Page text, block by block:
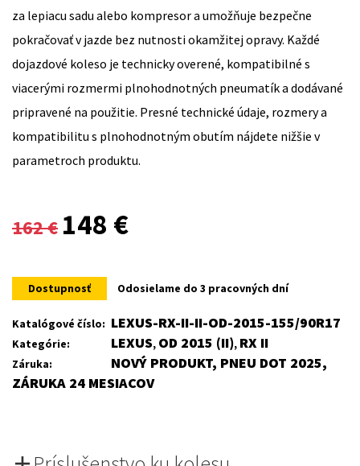
za lepiacu sadu alebo kompresor a umožňuje bezpečne
pokračovať v jazde bez nutnosti okamžitej opravy. Každé
dojazdové koleso je technicky overené, kompatibilné s
viacerými rozmermi plnohodnotných pneumatík a dodávané
pripravené na použitie. Presné technické údaje, rozmery a
kompatibilitu s plnohodnotným obutím nájdete nižšie v
parametroch produktu.
162€
Original
was:
162 €.
148 €
is:
148 €.
Dostupnosť Odosielame do 3 pracovných dní
Katalógové číslo: LEXUS-RX-II-II-OD-2015-155/90R17
Kategórie: LEXUS, OD 2015 (II), RX II
Záruka:
NOVÝ PRODUKT, PNEU DOT 2025,
ZÁRUKA 24 MESIACOV